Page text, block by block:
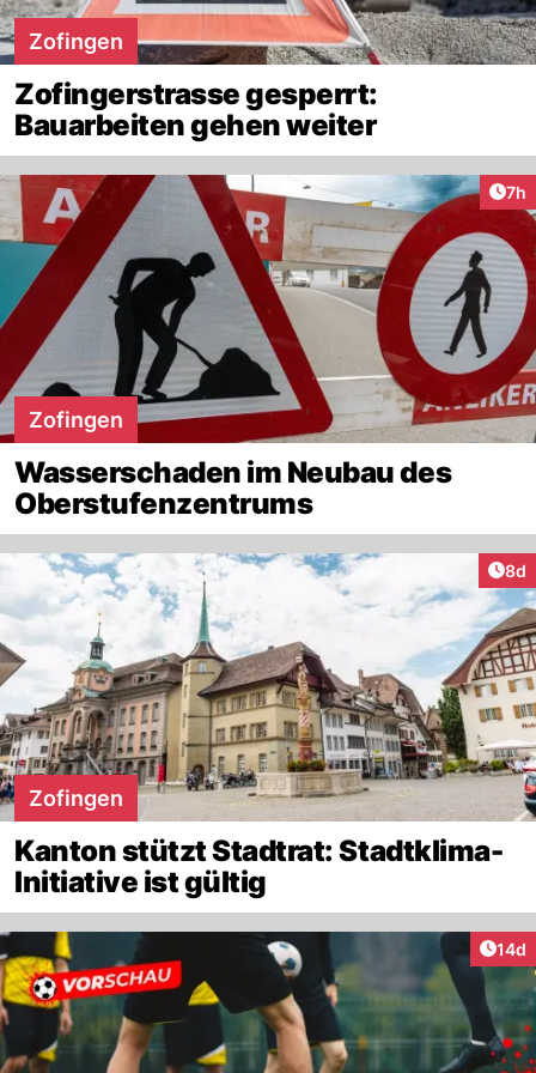
Zofingen
Zofingerstrasse gesperrt:
Bauarbeiten gehen weiter
7h
Zofingen
Wasserschaden im Neubau des
Oberstufenzentrums
8d
Zofingen
Kanton stützt Stadtrat: Stadtklima-
Initiative ist gültig
14d